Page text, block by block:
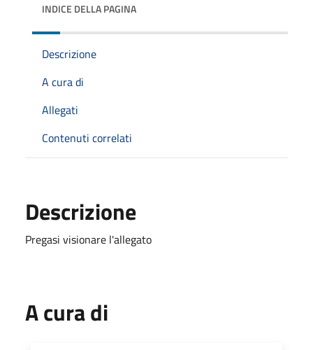
INDICE DELLA PAGINA
Descrizione
A cura di
Allegati
Contenuti correlati
Descrizione
Pregasi visionare l'allegato
A cura di